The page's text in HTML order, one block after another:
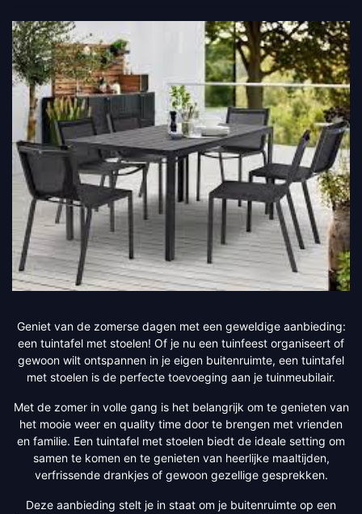
Geniet van de zomerse dagen met een geweldige aanbieding:
een tuintafel met stoelen! Of je nu een tuinfeest organiseert of
gewoon wilt ontspannen in je eigen buitenruimte, een tuintafel
met stoelen is de perfecte toevoeging aan je tuinmeubilair.
Met de zomer in volle gang is het belangrijk om te genieten van
het mooie weer en quality time door te brengen met vrienden
en familie. Een tuintafel met stoelen biedt de ideale setting om
samen te komen en te genieten van heerlijke maaltijden,
verfrissende drankjes of gewoon gezellige gesprekken.
Deze aanbieding stelt je in staat om je buitenruimte op een